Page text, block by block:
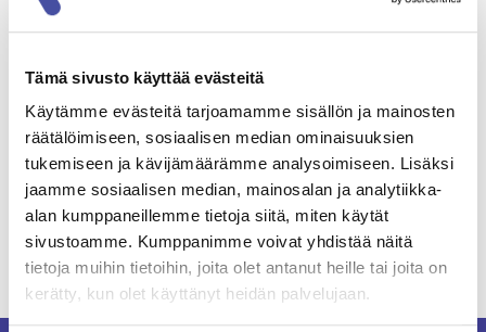
Tämä sivusto käyttää evästeitä
Käytämme evästeitä tarjoamamme sisällön ja mainosten
räätälöimiseen, sosiaalisen median ominaisuuksien
tukemiseen ja kävijämäärämme analysoimiseen. Lisäksi
jaamme sosiaalisen median, mainosalan ja analytiikka-
alan kumppaneillemme tietoja siitä, miten käytät
sivustoamme. Kumppanimme voivat yhdistää näitä
tietoja muihin tietoihin, joita olet antanut heille tai joita on
kerätty, kun olet käyttänyt heidän palvelujaan.
Shaere in LinkedInissäShare in Facebookissa
Shere in TwitterissäShare in WhatsAppissa
Kaikki artikkelit